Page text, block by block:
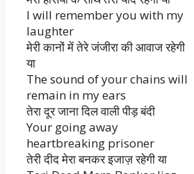
I will remember you with my
laughter
मेरी कानों में तेरे जंजीरा की आवाज रहेगी
या
The sound of your chains will
remain in my ears
तेरा दूर जाना दिल वाली पीड़ बंदी
Your going away
heartbreaking prisoner
तेरी दीद मेरा बनकर इजाज़ रहेगी या